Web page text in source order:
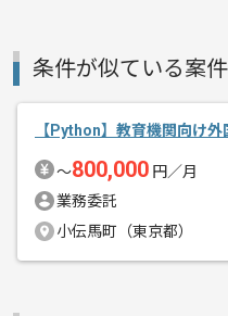
精
その他募集要項
条件が似ている案件
【Python】教育機関向け
〜800,000 円／月
業務委託
小伝馬町（東京都）